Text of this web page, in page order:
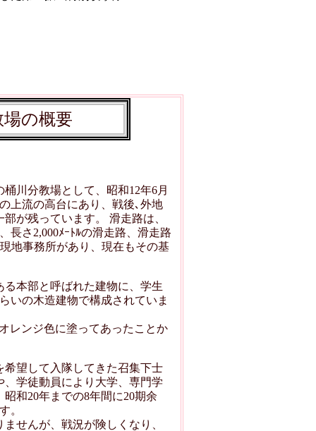
の概要
川分教場として、昭和12年6月
上流の高台にあり、戦後､外地
が残っています。 滑走路は、
長さ2,000ﾒｰﾄﾙの滑走路、滑走路
地事務所があり、現在もその基
本部と呼ばれた建物に、学生
いの木造建物で構成されていま
レンジ色に塗ってあったことか
望して入隊してきた召集下士
学徒動員により大学、専門学
和20年までの8年間に20期余
。
せんが、戦況が険しくなり、